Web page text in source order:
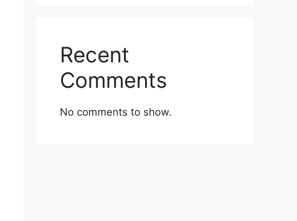
Recent
Comments
No comments to show.